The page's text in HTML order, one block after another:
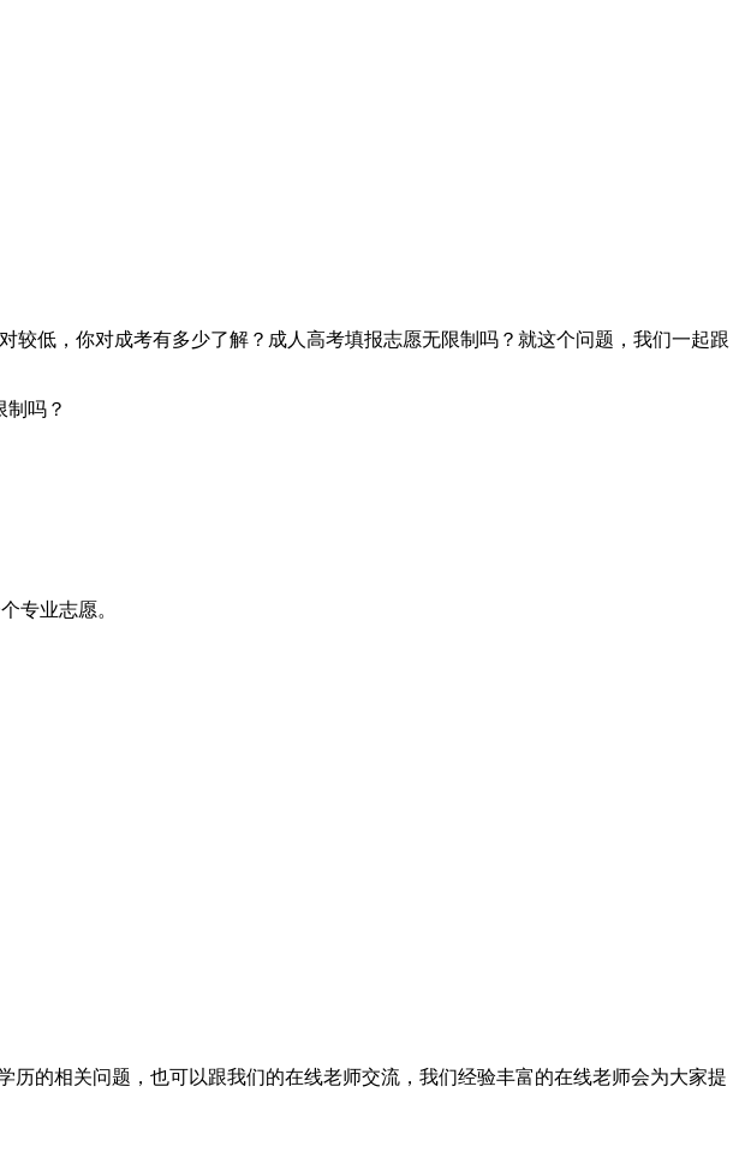
低，你对成考有多少了解？成人高考填报志愿无限制吗？就这个问题，我们一起跟
专业志愿。
的相关问题，也可以跟我们的在线老师交流，我们经验丰富的在线老师会为大家提